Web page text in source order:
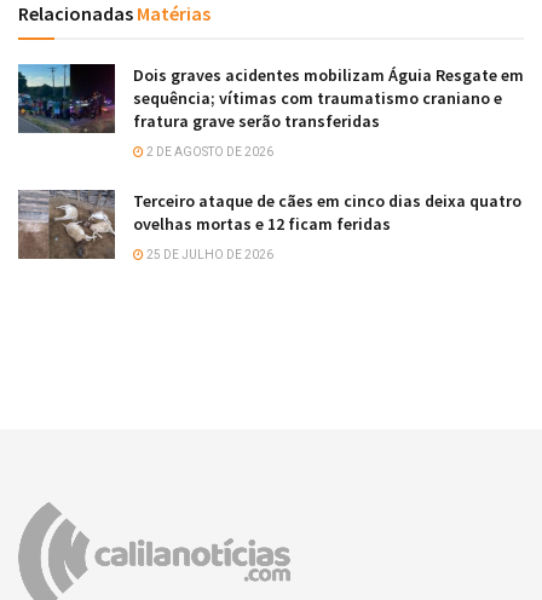
Relacionadas Matérias
Dois graves acidentes mobilizam Águia Resgate em
sequência; vítimas com traumatismo craniano e
fratura grave serão transferidas
2 DE AGOSTO DE 2026
Terceiro ataque de cães em cinco dias deixa quatro
ovelhas mortas e 12 ficam feridas
25 DE JULHO DE 2026